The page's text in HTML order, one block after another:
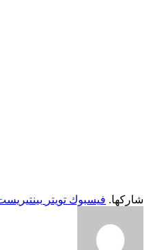
شاركها. فيسبوك تويتر